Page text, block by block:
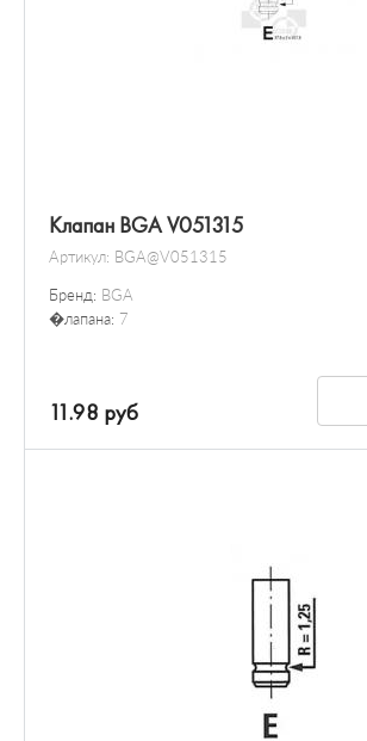
Клапан BGA V051315
Артикул: BGA@V051315
Бренд: BGA
�лапана: 7
11.98 руб